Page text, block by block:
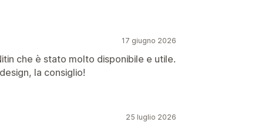
17 giugno 2026
che è stato molto disponibile e utile.
la consiglio!
25 luglio 2026